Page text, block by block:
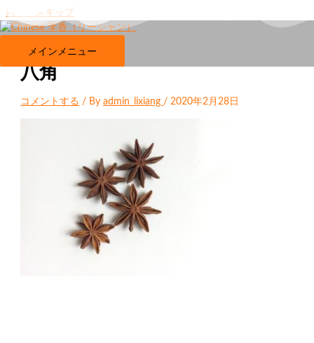
内容をスキップ
メインメニュー
八角
コメントする / Byadmin_lixiang /2020年2月28日